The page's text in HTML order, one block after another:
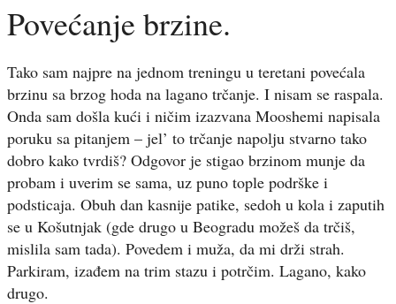
Povećanje brzine.
Tako sam najpre na jednom treningu u teretani povećala
brzinu sa brzog hoda na lagano trčanje. I nisam se raspala.
Onda sam došla kući i ničim izazvana Mooshemi napisala
poruku sa pitanjem – jel’ to trčanje napolju stvarno tako
dobro kako tvrdiš? Odgovor je stigao brzinom munje da
probam i uverim se sama, uz puno tople podrške i
podsticaja. Obuh dan kasnije patike, sedoh u kola i zaputih
se u Košutnjak (gde drugo u Beogradu možeš da trčiš,
mislila sam tada). Povedem i muža, da mi drži strah.
Parkiram, izađem na trim stazu i potrčim. Lagano, kako
drugo.